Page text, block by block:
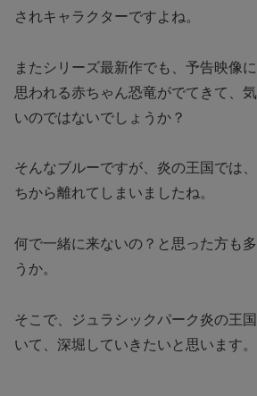
されキャラクターですよね。
またシリーズ最新作でも、予告映像
思われる赤ちゃん恐竜がでてきて、
いのではないでしょうか？
そんなブルーですが、炎の王国では
ちから離れてしまいましたね。
何で一緒に来ないの？と思った方も
うか。
そこで、ジュラシックパーク炎の王
いて、深堀していきたいと思います。